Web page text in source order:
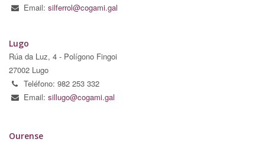
Email: silferrol@cogami.gal
Lugo
Rúa da Luz, 4 - Polígono Fingoi
27002 Lugo
Teléfono: 982 253 332
Email: sillugo@cogami.gal
Ourense